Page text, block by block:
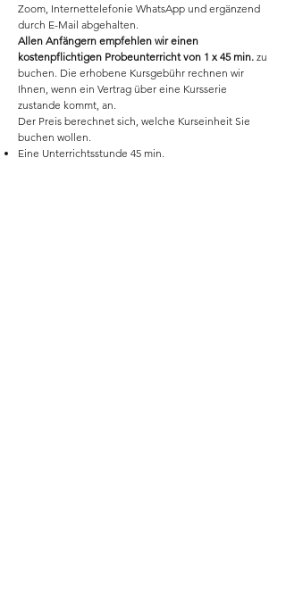
Zoom, Internettelefonie WhatsApp und ergänzend
durch E-Mail abgehalten.
Allen Anfängern empfehlen wir einen
kostenpflichtigen Probeunterricht von 1 x 45 min. zu
buchen. Die erhobene Kursgebühr rechnen wir
Ihnen, wenn ein Vertrag über eine Kursserie
zustande kommt, an.
Der Preis berechnet sich, welche Kurseinheit Sie
buchen wollen.
Eine Unterrichtsstunde 45 min.